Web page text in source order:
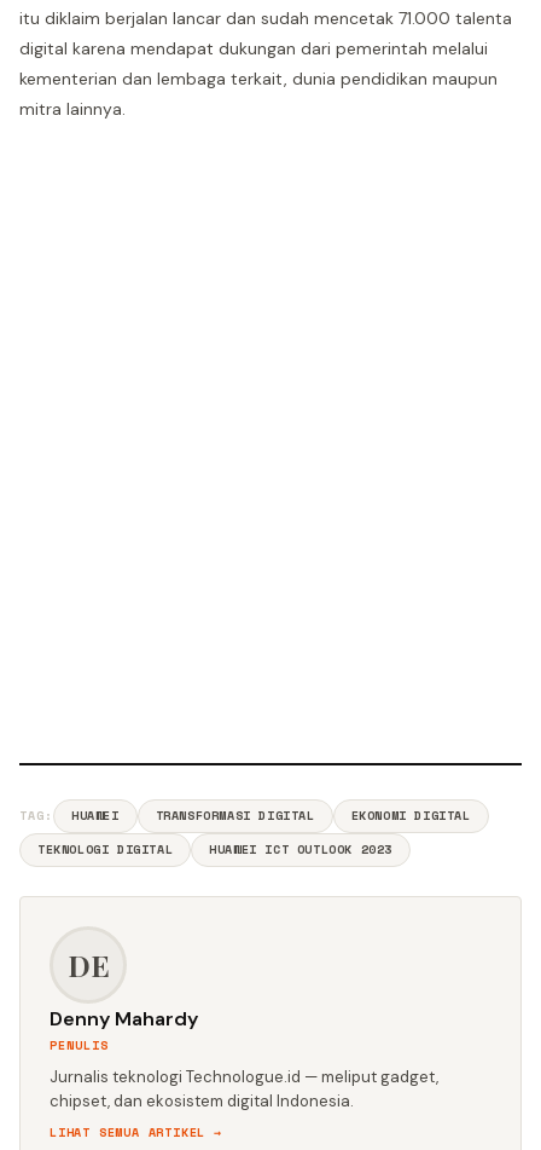
itu diklaim berjalan lancar dan sudah mencetak 71.000 talenta
digital karena mendapat dukungan dari pemerintah melalui
kementerian dan lembaga terkait, dunia pendidikan maupun
mitra lainnya.
TAG: HUAWEI TRANSFORMASI DIGITAL
EKONOMI DIGITAL
TEKNOLOGI DIGITAL
HUAWEI ICT OUTLOOK 2023
DE
Denny Mahardy
PENULIS
Jurnalis teknologi Technologue.id — meliput gadget,
chipset, dan ekosistem digital Indonesia.
LIHAT SEMUA ARTIKEL →